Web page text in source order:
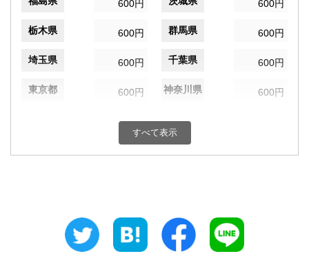
600円 600円
栃木県 600円 群馬県 600円
埼玉県 600円 千葉県 600円
東京都 600円 神奈川県 600円
600円 富山県
600円 三重県
すべて表示